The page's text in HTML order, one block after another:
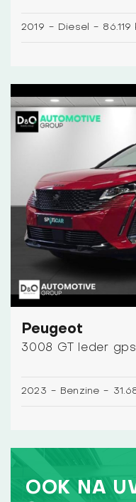
2019 - Diesel - 86.119
Peugeot
3008 GT leder
2023 - Benzine -
OOK NA